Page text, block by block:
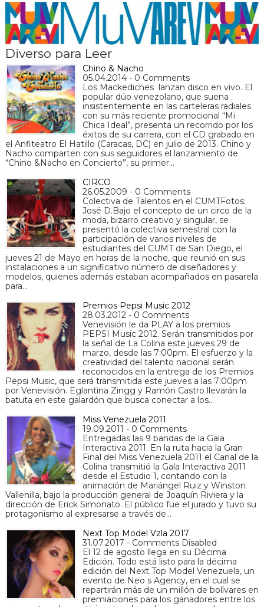
Diverso para Leer
Chino & Nacho
05.04.2014 - 0 Comments
Los Mackediches lanzan disco en vivo. El
popular dúo venezolano, que suena
insistentemente en las carteleras radiales
con su más reciente promocional “Mi
Chica Ideal”, presenta un recorrido por los
éxitos de su carrera, con el CD grabado en
el Anfiteatro El Hatillo (Caracas, DC) en julio de 2013. Chino y
Nacho comparten con sus seguidores el lanzamiento de
“Chino &Nacho en Concierto”, su primer…
CIRCO
26.05.2009 - 0 Comments
Colectiva de Talentos en el CUMTFotos:
José D.Bajo el concepto de un circo de la
moda, bizarro creativo y singular, se
presentó la colectiva semestral con la
participación de varios niveles de
estudiantes del CUMT de San Diego, el
jueves 21 de Mayo en horas de la noche, que reunió en sus
instalaciones a un significativo número de diseñadores y
modelos, quienes además estaban acompañados en pasarela
para…
Premios Pepsi Music 2012
28.03.2012 - 0 Comments
Venevisión le da PLAY a los premios
PEPSI Music 2012. Serán transmitidos por
la señal de La Colina este jueves 29 de
marzo, desde las 7:00pm. El esfuerzo y la
creatividad del talento nacional serán
reconocidos en la entrega de los Premios
Pepsi Music, que será transmitida este jueves a las 7:00pm
por Venevisión. Eglantina Zingg y Ramón Castro llevarán la
batuta en este galardón que busca conectar a los…
Miss Venezuela 2011
19.09.2011 - 0 Comments
Entregadas las 9 bandas de la Gala
Interactiva 2011. En la ruta hacia la Gran
Final del Miss Venezuela 2011 el Canal de la
Colina transmitió la Gala Interactiva 2011
desde el Estudio 1, contando con la
animación de Mariángel Ruiz y Winston
Vallenilla, bajo la producción general de Joaquín Riviera y la
dirección de Erick Simonato. El público fue el jurado y tuvo su
protagonismo al expresarse a través de…
Next Top Model Vzla 2017
31.07.2017 - Comments Disabled
El 12 de agosto llega en su Décima
Edición. Todo está listo para la décima
edición del Next Top Model Venezuela, un
evento de Neo s Agency, en el cual se
repartirán más de un millón de bolívares en
premiaciones para los ganadores entre los